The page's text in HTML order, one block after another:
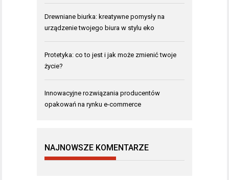
Drewniane biurka: kreatywne pomysły na
urządzenie twojego biura w stylu eko
Protetyka: co to jest i jak może zmienić twoje
życie?
Innowacyjne rozwiązania producentów
opakowań na rynku e-commerce
NAJNOWSZE KOMENTARZE